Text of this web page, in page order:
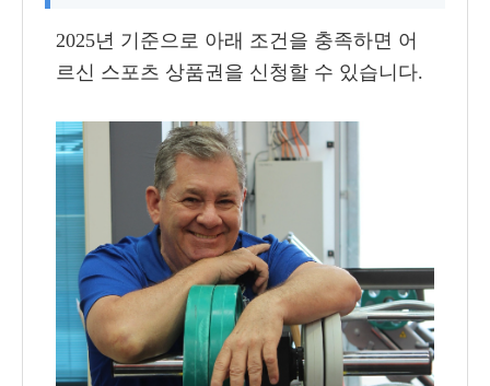
2025년 기준으로 아래 조건을 충족하면 어
르신 스포츠 상품권을 신청할 수 있습니다.